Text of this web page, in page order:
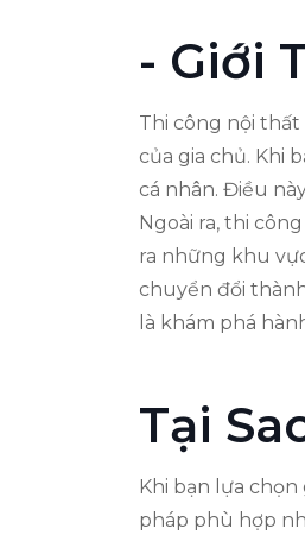
- Giới
Thi công nội
của gia chủ. Khi
cá nhân. Điều
Ngoài ra, thi
ra những khu
chuyển đổi
là khám phá
Tại
Khi bạn lựa
pháp phù hợp